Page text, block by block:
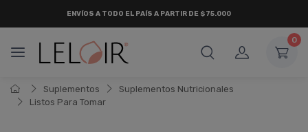
ENVÍOS A TODO EL PAÍS A PARTIR DE $75.000
0
Suplementos
Suplementos Nutricionales
Listos Para Tomar